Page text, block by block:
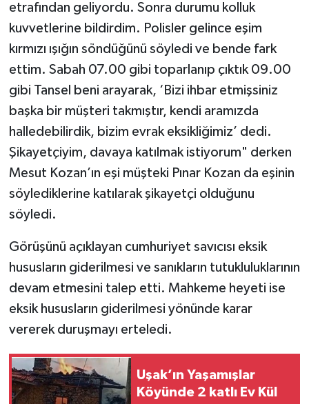
etrafından geliyordu. Sonra durumu kolluk
kuvvetlerine bildirdim. Polisler gelince eşim
kırmızı ışığın söndüğünü söyledi ve bende fark
ettim. Sabah 07.00 gibi toparlanıp çıktık 09.00
gibi Tansel beni arayarak, ‘Bizi ihbar etmişsiniz
başka bir müşteri takmıştır, kendi aramızda
halledebilirdik, bizim evrak eksikliğimiz’ dedi.
Şikayetçiyim, davaya katılmak istiyorum" derken
Mesut Kozan’ın eşi müşteki Pınar Kozan da eşinin
söylediklerine katılarak şikayetçi olduğunu
söyledi.
Görüşünü açıklayan cumhuriyet savıcısı eksik
hususların giderilmesi ve sanıkların tutukluluklarının
devam etmesini talep etti. Mahkeme heyeti ise
eksik hususların giderilmesi yönünde karar
vererek duruşmayı erteledi.
Uşak’ın Yaşamışlar
Köyünde 2 katlı Ev Kül